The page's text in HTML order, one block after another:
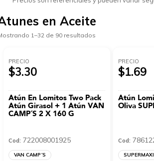
en Aceite
1–32 de 90 resultados
PRECIO
$3.30
Atún En Lomitos Two Pack
Atún Girasol + 1 Atún VAN
CAMP´S 2 X 160 G
Cod: 722008001925
VAN CAMP´S
PRECIO
$1.69
Atún
Oliva
Cod:
SUPERMAXI